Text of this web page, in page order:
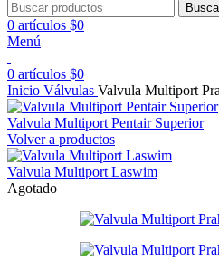
0 artículos $0
Menú
0 artículos $0
Inicio Válvulas Valvula Multiport
Valvula Multiport Pentair Superior
Volver a productos
Valvula Multiport Laswim
Agotado